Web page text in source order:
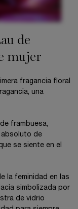
de
mujer
fragancia floral
una
frambuesa,
absoluto de
se siente en el
la feminidad en las
simbolizada por
de vidrio